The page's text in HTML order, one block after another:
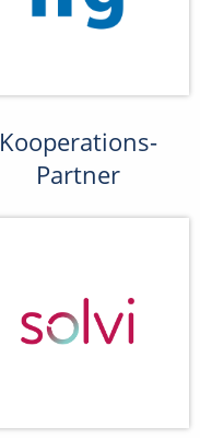
Kooperations-
Partner